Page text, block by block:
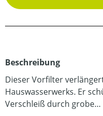
Beschreibung
Dieser Vorfilter
Hauswasserwerks. Er
Verschleiß durch grobe…